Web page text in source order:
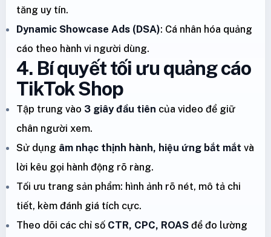
tăng uy tín.
Dynamic Showcase Ads (DSA): Cá nhân hóa quảng
cáo theo hành vi người dùng.
4. Bí quyết tối ưu quảng cáo
TikTok Shop
Tập trung vào 3 giây đầu tiên của video để giữ
chân người xem.
Sử dụng âm nhạc thịnh hành, hiệu ứng bắt mắt và
lời kêu gọi hành động rõ ràng.
Tối ưu trang sản phẩm: hình ảnh rõ nét, mô tả chi
tiết, kèm đánh giá tích cực.
Theo dõi các chỉ số CTR, CPC, ROAS để đo lường